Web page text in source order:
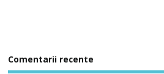
Comentarii recente